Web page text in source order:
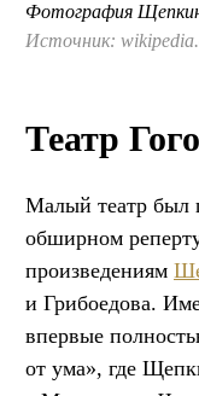
Фотография
Источник:
Театр
Малый театр был
обширном
произведениям
и Грибоедова.
впервые
от ума», где